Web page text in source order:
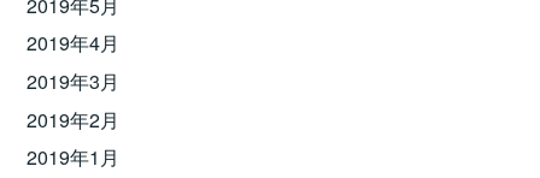
2019年4月
2019年3月
2019年2月
2019年1月